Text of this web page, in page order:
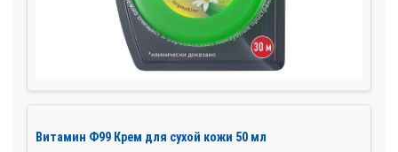
Витамин Ф99 Крем для сухой кожи 50 мл